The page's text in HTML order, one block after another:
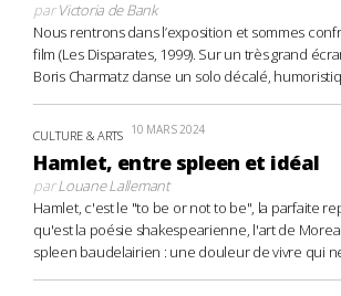
parVictoria de Bank
Nous rentrons dans l’exposition et sommes
film (Les Disparates, 1999). Sur un très grand
Boris Charmatz danse un solo décalé,
CULTURE & ARTS 10 MARS 2024
Hamlet, entre spleen et idéal
parLouane Lallemant
Hamlet, c'est le "to be or not to be", la parfaite
qu'est la poésie shakespearienne, l'art de
spleen baudelairien : une douleur de vivre qui